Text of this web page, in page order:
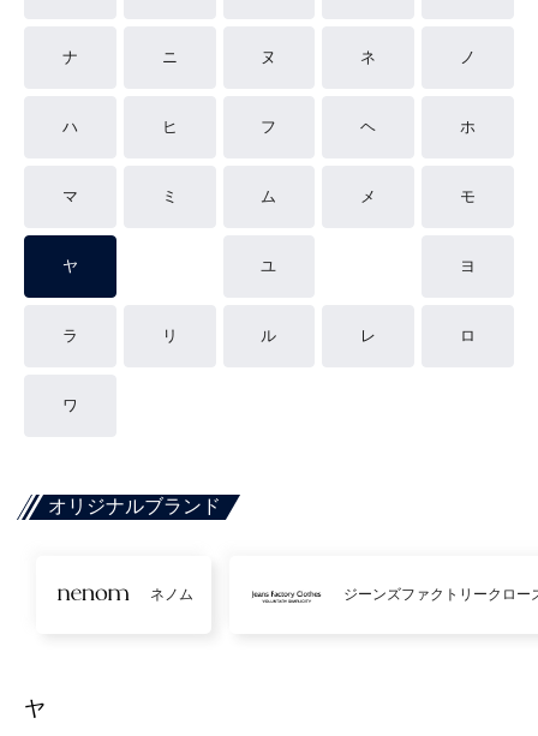
ナ ニ ヌ ネ ノ
ハ ヒ フ ヘ ホ
マ ミ ム メ モ
ヤ ユ ヨ
ラ リ ル レ ロ
ワ
オリジナルブランド
ネノム ジーンズファクトリークロー
ヤ